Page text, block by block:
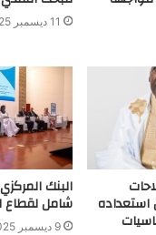
11 ديسمبر 2025
استعداده
البنك
شامل لقطاع
9 ديسمبر 2025